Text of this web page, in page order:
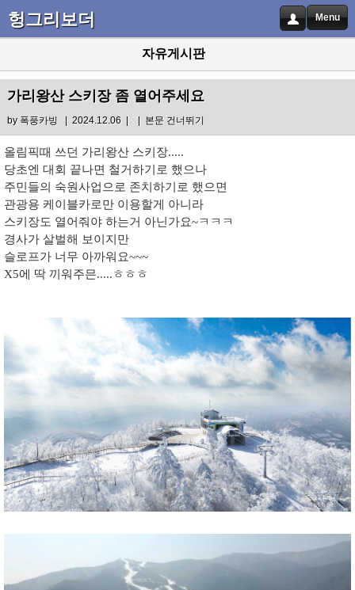
헝그리보더 Menu
자유게시판
가리왕산 스키장 좀 열어주세요
by 폭풍카빙 | 2024.12.06 | | 본문 건너뛰기
올림픽때 쓰던 가리왕산 스키장.....
당초엔 대회 끝나면 철거하기로 했으나
주민들의 숙원사업으로 존치하기로 했으면
관광용 케이블카로만 이용할게 아니라
스키장도 열어줘야 하는거 아닌가요~ㅋㅋㅋ
경사가 살벌해 보이지만
슬로프가 너무 아까워요~~~
X5에 딱 끼워주믄.....ㅎㅎㅎ